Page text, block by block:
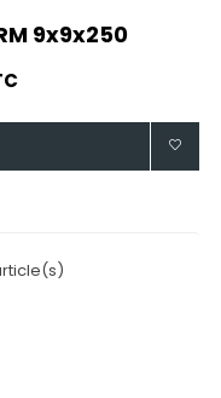
9x9x250